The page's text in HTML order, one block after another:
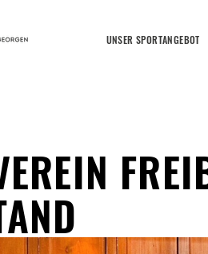
UNSER SPORTANGEBOT